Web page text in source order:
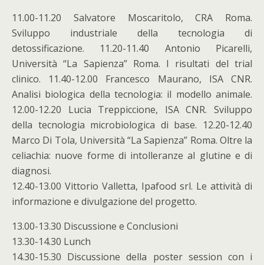
11.00-11.20 Salvatore Moscaritolo, CRA Roma.
Sviluppo industriale della tecnologia di
detossificazione. 11.20-11.40 Antonio Picarelli,
Università “La Sapienza” Roma. I risultati del trial
clinico. 11.40-12.00 Francesco Maurano, ISA CNR.
Analisi biologica della tecnologia: il modello animale.
12.00-12.20 Lucia Treppiccione, ISA CNR. Sviluppo
della tecnologia microbiologica di base. 12.20-12.40
Marco Di Tola, Università “La Sapienza” Roma. Oltre la
celiachia: nuove forme di intolleranze al glutine e di
diagnosi.
12.40-13.00 Vittorio Valletta, Ipafood srl. Le attività di
informazione e divulgazione del progetto.
13.00-13.30 Discussione e Conclusioni
13.30-14.30 Lunch
14.30-15.30 Discussione della poster session con i